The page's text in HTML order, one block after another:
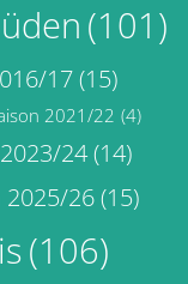
(101)
17(15)
2021/22 (4)
24(14)
2025/26(15)
(106)